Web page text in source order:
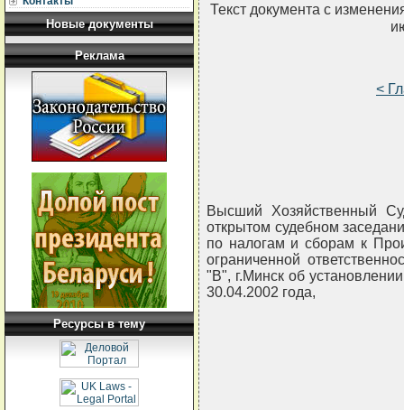
Новые документы
Реклама
Ресурсы в тему
Текст документа с
<
Высший Хозяйственный
открытом судебном
по налогам и сборам к
ограниченной
"В", г.Минск об
30.04.2002 года,